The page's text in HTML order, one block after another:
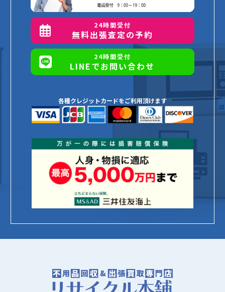
24時間受付
無料出張査定の予約
24時間受付
LINEでお問い合わせ
各種クレジットカードをご利用頂けます